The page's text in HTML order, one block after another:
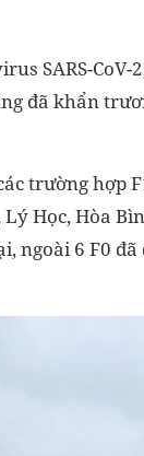
SARS-CoV-
đã khẩn
trường hợp
Học, Hòa
ngoài 6 F0